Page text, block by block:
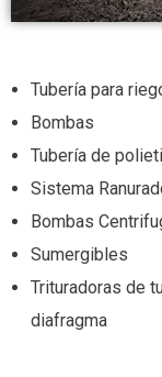
Tubería para
Bombas
Tubería de
Sistema
Bombas
Sumergibles
Trituradoras de
diafragma